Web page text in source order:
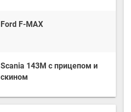
Ford F-MAX
Scania 143M с прицепом и
скином